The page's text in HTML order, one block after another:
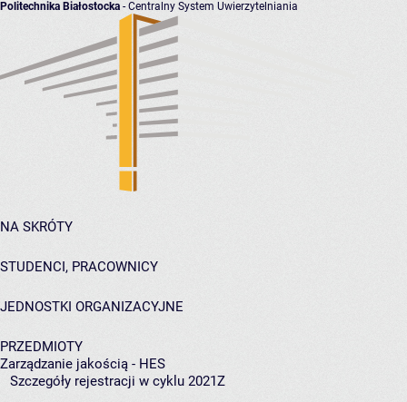
Politechnika Białostocka - Centralny System Uwierzytelniania
NA SKRÓTY
STUDENCI, PRACOWNICY
JEDNOSTKI ORGANIZACYJNE
PRZEDMIOTY
Zarządzanie jakością - HES
Szczegóły rejestracji w cyklu 2021Z